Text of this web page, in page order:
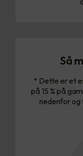
Så
* Dette er et
på 15 % på
nedenfor og